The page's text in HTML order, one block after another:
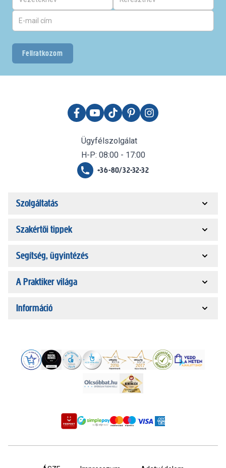
Feliratkozom
Ügyfélszolgálat
H-P: 08:00 - 17:00
+36-80/32-32-32
Szolgáltatás
Szakértői tippek
Segítség, ügyintézés
A Praktiker világa
Információ